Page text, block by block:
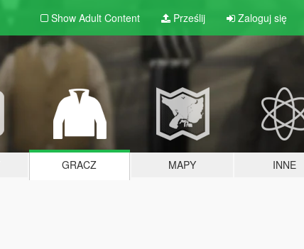
Show Adult Content Prześlij Zaloguj się
GRACZ MAPY INNE